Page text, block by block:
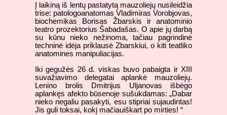
Į laikiną iš lentų pastatytą mauzoliejų nusileidžia
trise: patologoanatomas Vladimiras Vorobjovas,
biochemikas Borisas Žbarskis ir anatominio
teatro prozektorius Šabadašas. O apie jų darbą
su kūnu nieko nežinoma, tačiau pagrindinė
techninė idėja priklausė Zbarskiui, o kiti teatliko
anatomines manipuliacijas.
Iki gegužės 26 d. viskas buvo pabaigta ir XIII
suvažiavimo delegatai aplankė mauzoliejų.
Lenino brolis Dmitrijus Uljanovas išbėgo
aplankęs afekto būsenoje sušukdamas: „Dabar
nieko negaliu pasakyti, esu stipriai sujaudintas!
Jis guli toksai, kokį mačiauiškart po mirties! “